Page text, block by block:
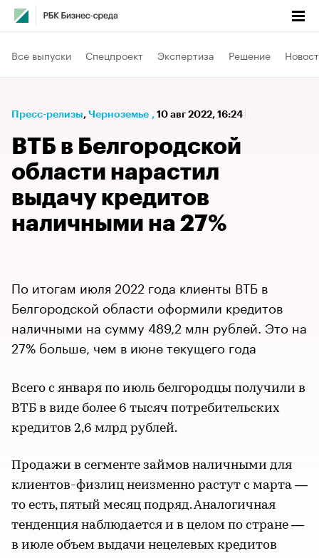
Все выпуски Спецпроект Экспертиза Решение
Пресс-релизы⁠, Черноземье , 10 авг 2022, 16:24
ВТБ в Белгородской
области нарастил
выдачу кредитов
наличными на 27%
По итогам июля 2022 года клиенты ВТБ в
Белгородской области оформили кредитов
наличными на сумму 489,2 млн рублей. Это на
27% больше, чем в июне текущего года
Всего с января по июль белгородцы получили в
ВТБ в виде более 6 тысяч потребительских
кредитов 2,6 млрд рублей.
Продажи в сегменте займов наличными для
клиентов-физлиц неизменно растут с марта —
то есть, пятый месяц подряд. Аналогичная
тенденция наблюдается и в целом по стране —
в июле объем выдачи нецелевых кредитов